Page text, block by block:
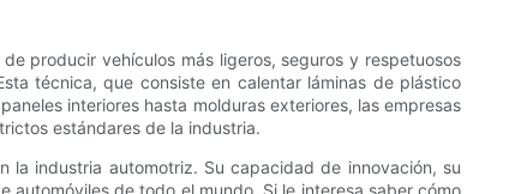
producir vehículos más ligeros, seguros y respetuosos
técnica, que consiste en calentar láminas de plástico
interiores hasta molduras exteriores, las empresas
estándares de la industria.
la industria automotriz. Su capacidad de innovación, su